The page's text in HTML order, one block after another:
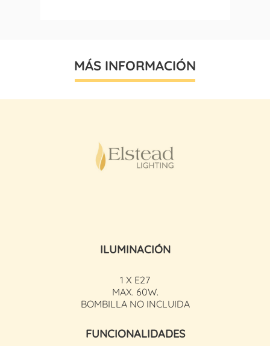
MÁS INFORMACIÓN
ILUMINACIÓN
1 X E27
MAX. 60W.
BOMBILLA NO INCLUIDA
FUNCIONALIDADES